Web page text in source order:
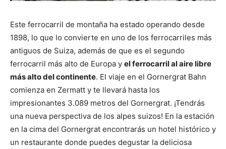
Este ferrocarril de montaña ha estado operando desde
1898, lo que lo convierte en uno de los ferrocarriles más
antiguos de Suiza, además de que es el segundo
ferrocarril más alto de Europa y el ferrocarril al aire libre
más alto del continente. El viaje en el Gornergrat Bahn
comienza en Zermatt y te llevará hasta los
impresionantes 3.089 metros del Gornergrat. ¡Tendrás
una nueva perspectiva de los alpes suizos! En la estación
en la cima del Gornergrat encontrarás un hotel histórico y
un restaurante donde puedes degustar la deliciosa